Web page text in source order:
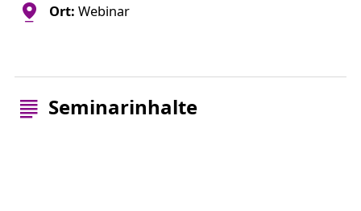
Ort: Webinar
Seminarinhalte